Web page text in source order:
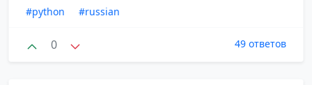
#python
#russian
0 49 ответов